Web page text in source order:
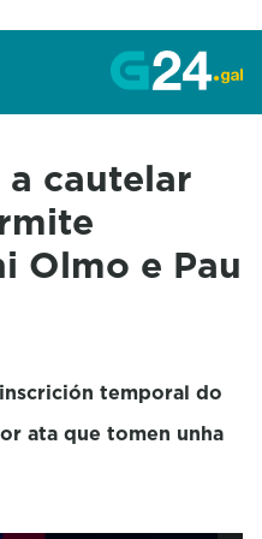
a cautelar
Olmo e Pau
temporal do
ata que tomen unha